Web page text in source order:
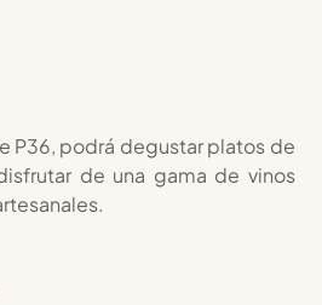
P36, podrá degustar platos de
de una gama de vinos